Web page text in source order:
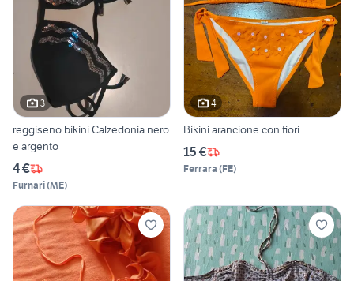
3
reggiseno bikini Calzedonia nero
e argento
4 €
Furnari(ME)
4
Bikini arancione con fiori
15 €
Ferrara (FE)